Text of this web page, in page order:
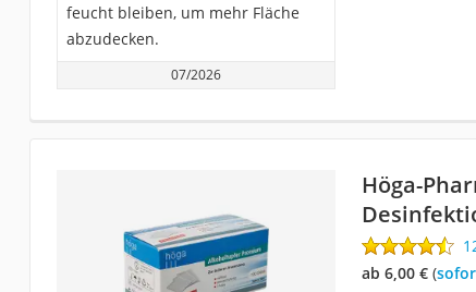
feucht bleiben, um mehr Fläche
abzudecken.
07/2026
Höga-
ab 6,00 €(